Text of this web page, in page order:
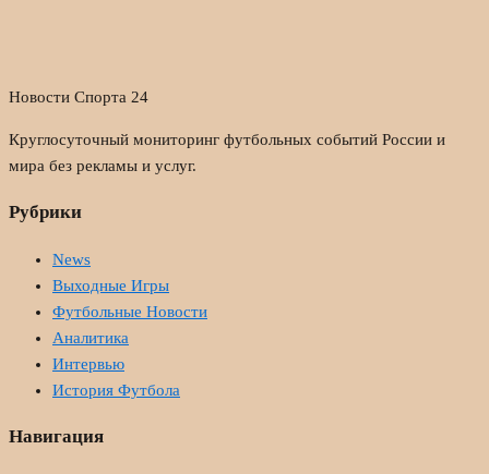
Новости Спорта 24
Круглосуточный мониторинг футбольных событий России и
мира без рекламы и услуг.
Рубрики
News
Выходные Игры
Футбольные Новости
Аналитика
Интервью
История Футбола
Навигация